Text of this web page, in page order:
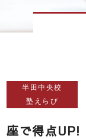
半田中央校
塾えらび
座で得点UP!